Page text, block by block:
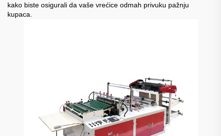
kako biste osigurali da vaše vrećice odmah privuku pažnju
kupaca.